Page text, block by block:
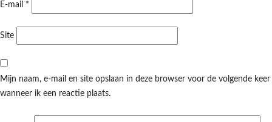
E-mail *
Site
Mijn naam, e-mail en site opslaan in deze browser voor de volgende keer
wanneer ik een reactie plaats.